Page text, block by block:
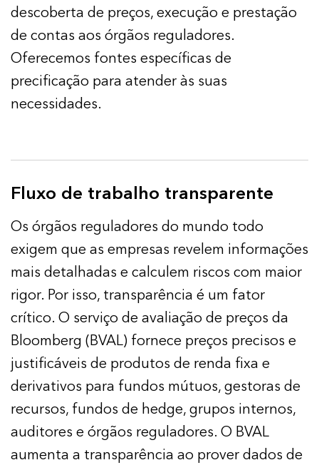
descoberta de preços, execução e prestação
de contas aos órgãos reguladores.
Oferecemos fontes específicas de
precificação para atender às suas
necessidades.
Fluxo de trabalho transparente
Os órgãos reguladores do mundo todo
exigem que as empresas revelem informações
mais detalhadas e calculem riscos com maior
rigor. Por isso, transparência é um fator
crítico. O serviço de avaliação de preços da
Bloomberg (BVAL) fornece preços precisos e
justificáveis de produtos de renda fixa e
derivativos para fundos mútuos, gestoras de
recursos, fundos de hedge, grupos internos,
auditores e órgãos reguladores. O BVAL
aumenta a transparência ao prover dados de